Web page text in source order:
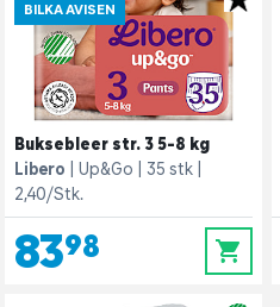
BILKA AVISEN
Buksebleer str. 3 5-8 kg
Libero
Up&Go
35 stk
2,40/Stk.
83,98 0